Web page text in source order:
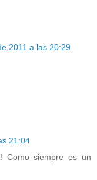
2011 a las 20:29
21:04
Como siempre es un